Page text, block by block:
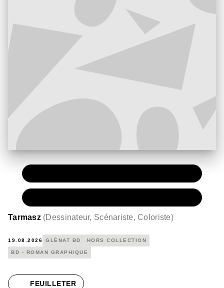
Tarmasz (Dessinateur, Scénariste, Coloriste)
19.08.2026 GLÉNAT BD HORS COLLECTION
BD - ROMAN GRAPHIQUE
FEUILLETER